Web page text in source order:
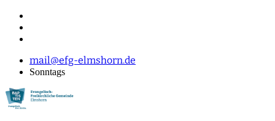
mail@efg-elmshorn.de
Sonntags